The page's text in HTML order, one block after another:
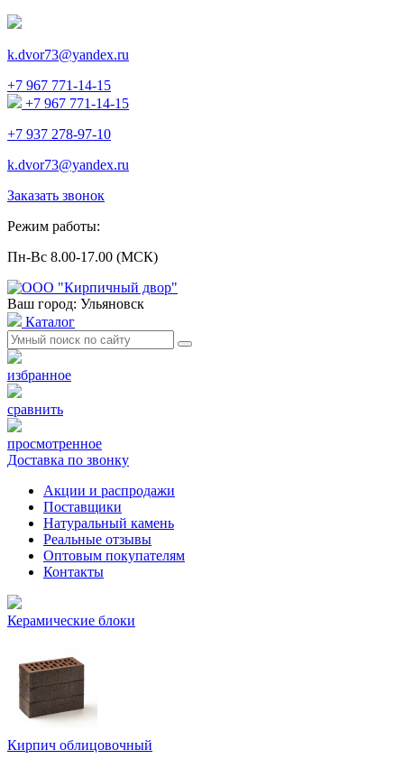
k.dvor73@yandex.ru
+7 967 771-14-15
+7 967 771-14-15
+7 937 278-97-10
k.dvor73@yandex.ru
Заказать звонок
Режим работы:
Пн-Вс 8.00-17.00 (МСК)
Ваш город: Ульяновск
Каталог
избранное
сравнить
просмотренное
Доставка по звонку
Акции и распродажи
Поставщики
Натуральный камень
Реальные отзывы
Оптовым покупателям
Контакты
Керамические блоки
Кирпич облицовочный